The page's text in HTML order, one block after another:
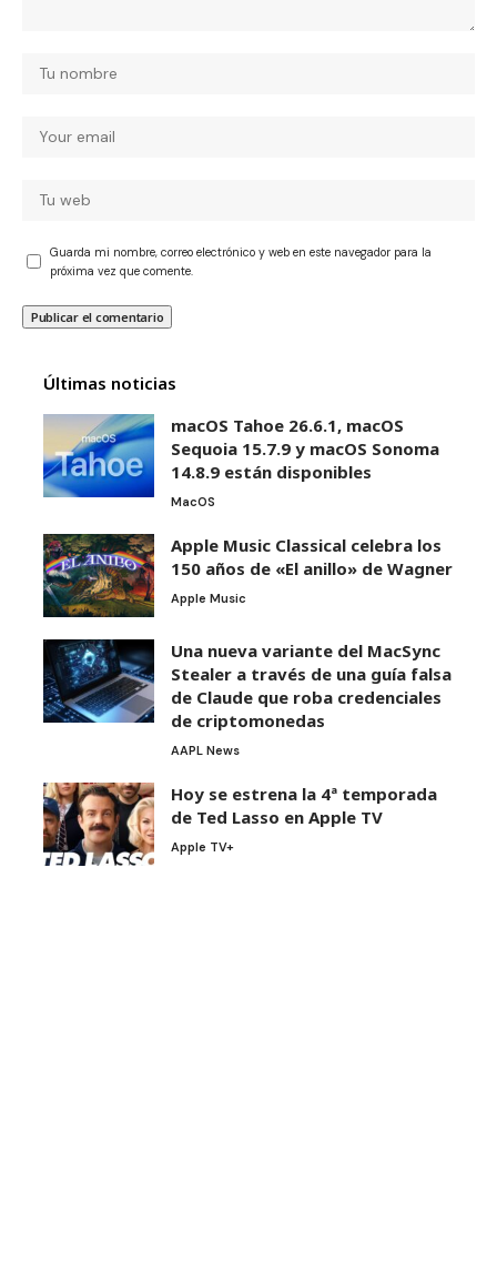
Guarda mi nombre, correo electrónico y web en este navegador para la
próxima vez que comente.
Últimas noticias
macOS Tahoe 26.6.1, macOS
Sequoia 15.7.9 y macOS Sonoma
14.8.9 están disponibles
MacOS
Apple Music Classical celebra los
150 años de «El anillo» de Wagner
Apple Music
Una nueva variante del MacSync
Stealer a través de una guía falsa
de Claude que roba credenciales
de criptomonedas
AAPL News
Hoy se estrena la 4ª temporada
de Ted Lasso en Apple TV
Apple TV+